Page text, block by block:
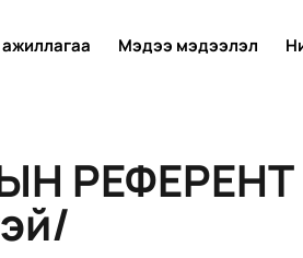
Мэдээ мэдээлэл